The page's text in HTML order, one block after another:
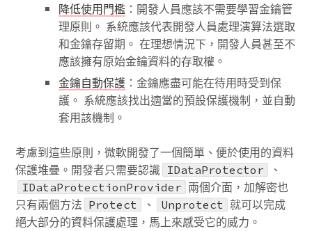
降低使用門檻 ：開發人員應該不需要學習金鑰管
理原則。 系統應該代表開發人員處理演算法選取
和金鑰存留期。 在理想情況下，開發人員甚至不
應該擁有原始金鑰資料的存取權。
金鑰自動保護 ：金鑰應盡可能在待用時受到保
護。 系統應該找出適當的預設保護機制，並自動
套用該機制。
考慮到這些原則，微軟開發了一個簡單、便於使用的資料
保護堆疊。開發者只需要認識 IDataProtector 、
IDataProtectionProvider 兩個介面，加解密也
只有兩個方法 Protect 、 Unprotect 就可以完成
絕大部分的資料保護處理，馬上來感受它的威力。